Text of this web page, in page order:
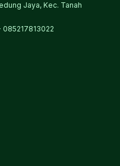
Jaya, Kec. Tanah